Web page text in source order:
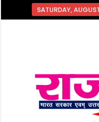
SATURDAY,